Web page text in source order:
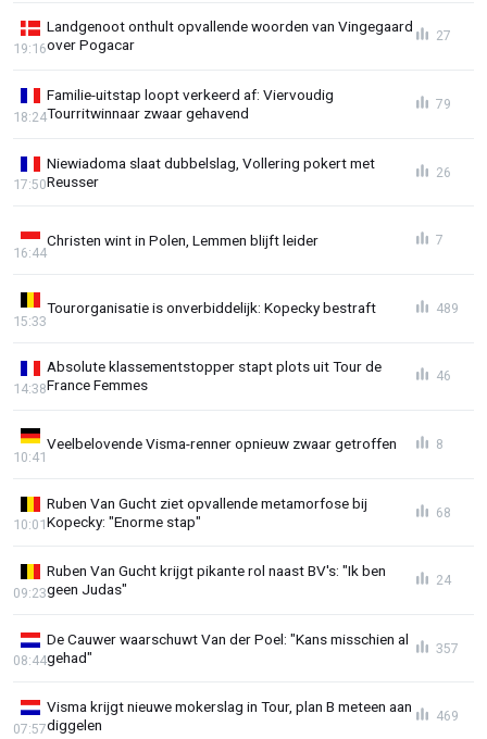
Landgenoot onthult opvallende woorden van Vingegaard
over Pogacar
19:16
27
Familie-uitstap loopt verkeerd af: Viervoudig
Tourritwinnaar zwaar gehavend
18:24
79
Niewiadoma slaat dubbelslag, Vollering pokert met
Reusser
17:50
26
Christen wint in Polen, Lemmen blijft leider
16:44
7
Tourorganisatie is onverbiddelijk: Kopecky bestraft
15:33
489
Absolute klassementstopper stapt plots uit Tour de
France Femmes
14:38
46
Veelbelovende Visma-renner opnieuw zwaar getroffen
10:41
8
Ruben Van Gucht ziet opvallende metamorfose bij
Kopecky: "Enorme stap"
10:01
68
Ruben Van Gucht krijgt pikante rol naast BV's: "Ik ben
geen Judas"
09:23
24
De Cauwer waarschuwt Van der Poel: "Kans misschien al
gehad"
08:44
357
Visma krijgt nieuwe mokerslag in Tour, plan B meteen aan
diggelen
07:57
469